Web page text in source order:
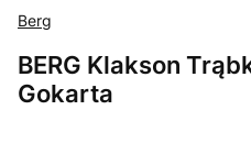
Berg
BERG Klakson
Gokarta